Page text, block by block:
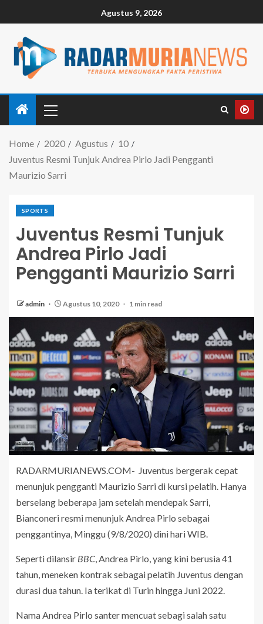
Agustus 9, 2026
Home 2020 Agustus
10
Juventus Resmi Tunjuk Andrea Pirlo Jadi Pengganti
Maurizio Sarri
SPORTS
Juventus Resmi Tunjuk
Andrea Pirlo Jadi
Pengganti Maurizio Sarri
admin Agustus 10, 2020 1 min read
RADARMURIANEWS.COM- Juventus bergerak cepat
menunjuk pengganti Maurizio Sarri di kursi pelatih. Hanya
berselang beberapa jam setelah mendepak Sarri,
Bianconeri resmi menunjuk Andrea Pirlo sebagai
penggantinya, Minggu (9/8/2020) dini hari WIB.
Seperti dilansir BBC, Andrea Pirlo, yang kini berusia 41
tahun, meneken kontrak sebagai pelatih Juventus dengan
durasi dua tahun. Ia terikat di Turin hingga Juni 2022.
Nama Andrea Pirlo santer mencuat sebagi salah satu